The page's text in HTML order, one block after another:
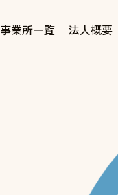
事業所一覧 法人概要